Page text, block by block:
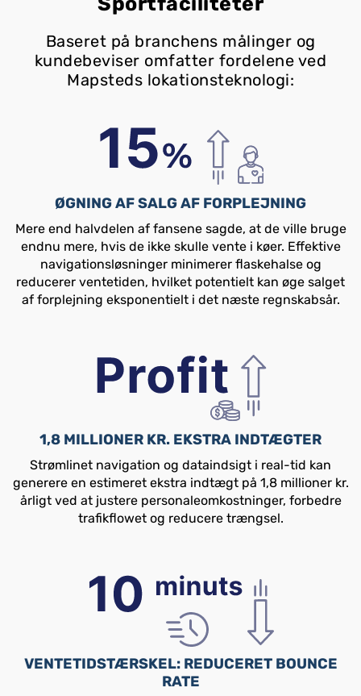
Baseret på branchens målinger og
kundebeviser omfatter fordelene ved
Mapsteds lokationsteknologi:
ØGNING AF SALG AF FORPLEJNING
Mere end halvdelen af fansene sagde, at de ville bruge
endnu mere, hvis de ikke skulle vente i køer. Effektive
navigationsløsninger minimerer flaskehalse og
reducerer ventetiden, hvilket potentielt kan øge salget
af forplejning eksponentielt i det næste regnskabsår.
1,8 MILLIONER KR. EKSTRA INDTÆGTER
Strømlinet navigation og dataindsigt i real-tid kan
generere en estimeret ekstra indtægt på 1,8 millioner kr.
årligt ved at justere personaleomkostninger, forbedre
trafikflowet og reducere trængsel.
VENTETIDSTÆRSKEL: REDUCERET BOUNCE
RATE